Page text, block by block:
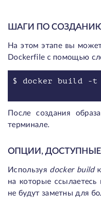
ШАГИ ПО СОЗДАНИЮ
На этом этапе вы
Dockerfile с помощью
$ docker build -t
После создания
терминале.
ОПЦИИ, ДОСТУПНЫЕ
Используя docker build
на которые ссылаетесь
не будут заметны для